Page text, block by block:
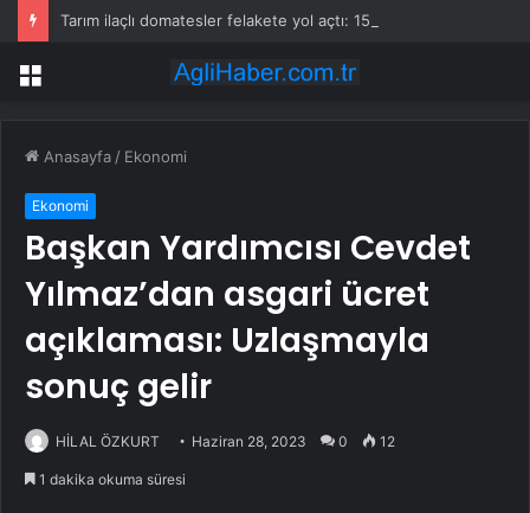
Menü
Anasayfa / Ekonomi
Ekonomi
Başkan Yardımcısı Cevdet
Yılmaz’dan asgari ücret
açıklaması: Uzlaşmayla
sonuç gelir
HİLAL ÖZKURT Haziran 28, 2023 0 12
1 dakika okuma süresi